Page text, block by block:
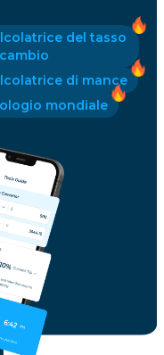
del tasso
di mance
mondiale